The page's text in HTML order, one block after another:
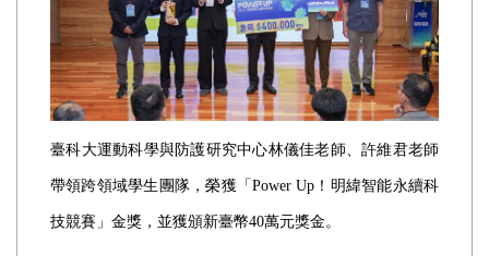
臺科大運動科學與防護研究中心林儀佳老師、許維君老師
帶領跨領域學生團隊，榮獲「Power Up！明緯智能永續科
技競賽」金獎，並獲頒新臺幣40萬元獎金。